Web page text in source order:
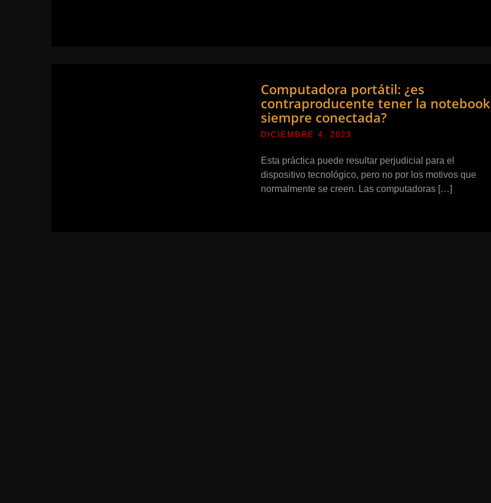
Computadora portátil: ¿es
contraproducente tener la notebook
siempre conectada?
DICIEMBRE 4, 2023
Esta práctica puede resultar perjudicial para el
dispositivo tecnológico, pero no por los motivos que
normalmente se creen. Las computadoras […]